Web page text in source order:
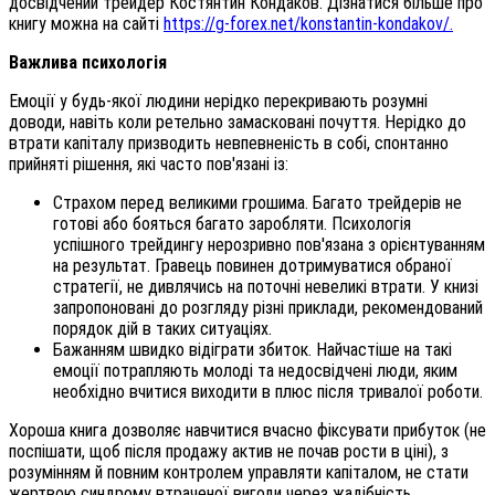
книгу можна на сайті https://g-forex.net/konstantin-kondakov/.
Важлива психологія
Емоції у будь-якої людини нерідко перекривають розумні
доводи, навіть коли ретельно замасковані почуття. Нерідко до
втрати капіталу призводить невпевненість в собі, спонтанно
прийняті рішення, які часто пов'язані із:
Страхом перед великими грошима. Багато трейдерів не
готові або бояться багато заробляти. Психологія
успішного трейдингу нерозривно пов'язана з орієнтуванням
на результат. Гравець повинен дотримуватися обраної
стратегії, не дивлячись на поточні невеликі втрати. У книзі
запропоновані до розгляду різні приклади, рекомендований
порядок дій в таких ситуаціях.
Бажанням швидко відіграти збиток. Найчастіше на такі
емоції потрапляють молоді та недосвідчені люди, яким
необхідно вчитися виходити в плюс після тривалої роботи.
Хороша книга дозволяє навчитися вчасно фіксувати прибуток (не
поспішати, щоб після продажу актив не почав рости в ціні), з
розумінням й повним контролем управляти капіталом, не стати